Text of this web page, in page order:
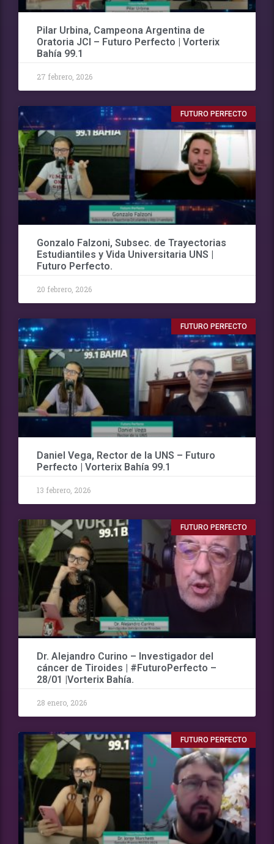
Pilar Urbina, Campeona Argentina de
Oratoria JCI – Futuro Perfecto | Vorterix
Bahía 99.1
27 febrero, 2026
FUTURO PERFECTO
Gonzalo Falzoni, Subsec. de Trayectorias
Estudiantiles y Vida Universitaria UNS |
Futuro Perfecto.
20 febrero, 2026
FUTURO PERFECTO
Daniel Vega, Rector de la UNS – Futuro
Perfecto | Vorterix Bahía 99.1
13 febrero, 2026
FUTURO PERFECTO
Dr. Alejandro Curino – Investigador del
cáncer de Tiroides | #FuturoPerfecto –
28/01 |Vorterix Bahía.
28 enero, 2026
FUTURO PERFECTO